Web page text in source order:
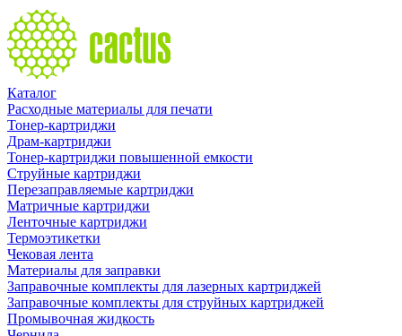
Каталог
Расходные материалы для печати
Тонер-картриджи
Драм-картриджи
Тонер-картриджи повышенной емкости
Струйные картриджи
Перезаправляемые картриджи
Матричные картриджи
Ленточные картриджи
Термоэтикетки
Чековая лента
Материалы для заправки
Заправочные комплекты для лазерных картриджей
Заправочные комплекты для струйных картриджей
Промывочная жидкость